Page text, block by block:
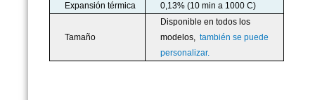
Expansión térmica
0,13% (10 min a 1000 C)
Tamaño
Disponible en todos los
modelos,también se puede
personalizar.